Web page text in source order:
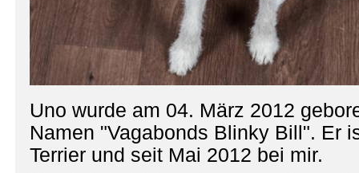
Uno wurde am 04. März 2012
Namen "Vagabonds Blinky Bill". Er
Terrier und seit Mai 2012 bei mir.